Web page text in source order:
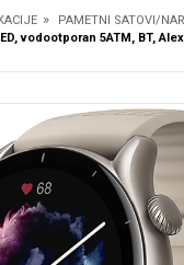
» PAMETNI SATOVI/
vodootporan 5ATM, BT,